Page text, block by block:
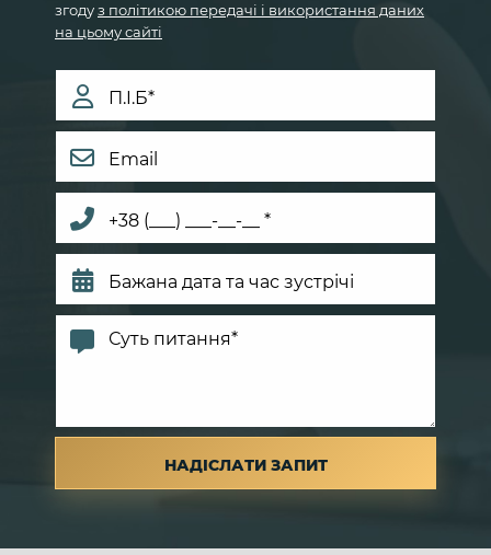
згодуз політикою передачі і використання даних
на цьому сайті